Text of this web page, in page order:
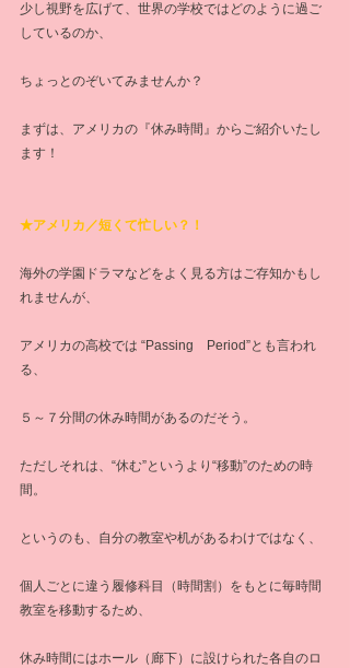
少し視野を広げて、世界の学校ではどのように過ご
しているのか、
ちょっとのぞいてみませんか？
まずは、アメリカの『休み時間』からご紹介いたし
ます！
★アメリカ／短くて忙しい？！
海外の学園ドラマなどをよく見る方はご存知かもし
れませんが、
アメリカの高校では “Passing　Period”とも言われ
る、
５～７分間の休み時間があるのだそう。
ただしそれは、“休む”というより“移動”のための時
間。
というのも、自分の教室や机があるわけではなく、
個人ごとに違う履修科目（時間割）をもとに毎時間
教室を移動するため、
休み時間にはホール（廊下）に設けられた各自のロ